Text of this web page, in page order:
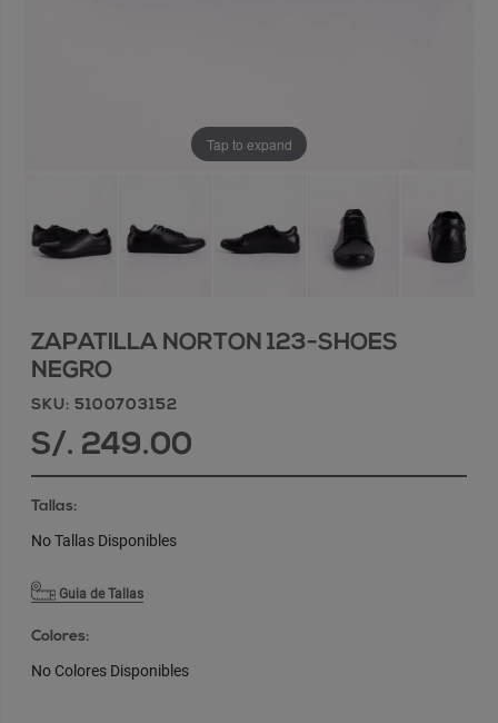
Tap to expand
ZAPATILLA NORTON 123-SHOES
NEGRO
SKU: 5100703152
S/. 249.00
Tallas:
No Tallas Disponibles
Guia de Tallas
Colores:
No Colores Disponibles